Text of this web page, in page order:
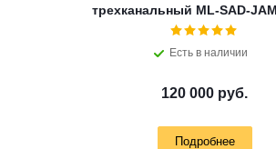
трехканальный ML-SAD-
Есть в наличии
120 000 руб.
Подробнее